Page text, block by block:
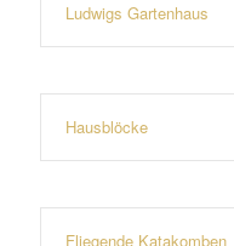
Ludwigs Gartenhaus
Hausblöcke
Fliegende Katakomben